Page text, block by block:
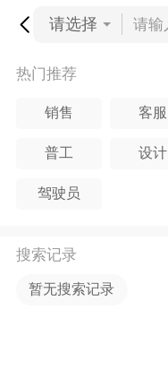
请选择
热门推荐
销售 客服
普工 设计
驾驶员
搜索记录
暂无搜索记录